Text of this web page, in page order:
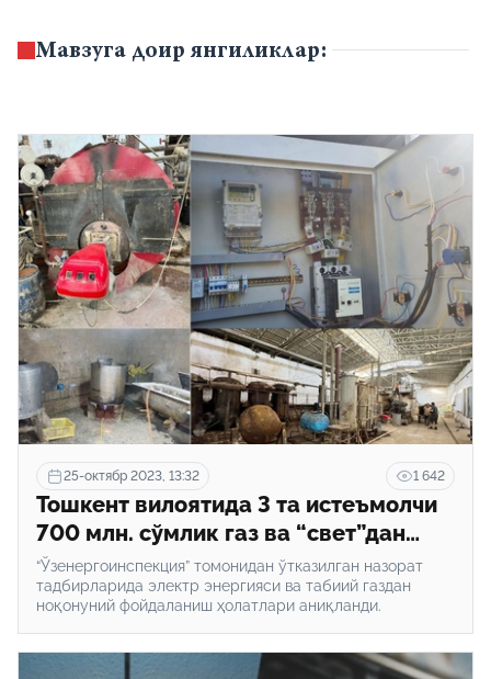
Мавзуга доир янгиликлар:
25-октябр 2023, 13:32 1 642
Тошкент вилоятида 3 та истеъмолчи
700 млн. сўмлик газ ва “свет”дан
ноқонуний фойдалангани аниқланди
“Ўзенергоинспекция” томонидан ўтказилган назорат
тадбирларида электр энергияси ва табиий газдан
ноқонуний фойдаланиш ҳолатлари аниқланди.